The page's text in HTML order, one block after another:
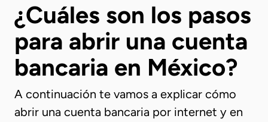
¿Cuáles son los pasos
para abrir una cuenta
bancaria en México?
A continuación te vamos a explicar cómo
abrir una cuenta bancaria por internet y en